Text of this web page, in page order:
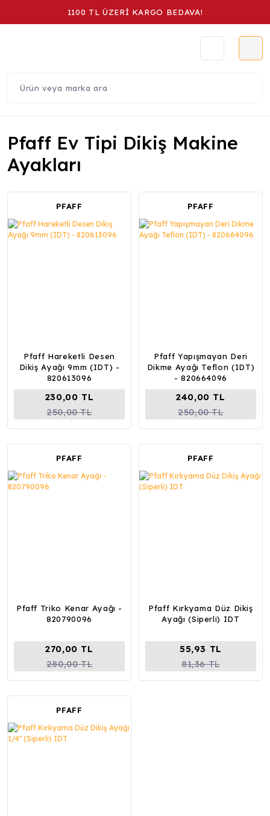
1100 TL ÜZERİ KARGO BEDAVA!
Pfaff Ev Tipi Dikiş Makine
Ayakları
PFAFF
Pfaff Hareketli Desen
Dikiş Ayağı 9mm (IDT) -
820613096
230,00 TL
250,00 TL
PFAFF
Pfaff Yapışmayan Deri
Dikme Ayağı Teflon (IDT)
- 820664096
240,00 TL
250,00 TL
PFAFF
Pfaff Triko Kenar Ayağı -
820790096
270,00 TL
280,00 TL
PFAFF
Pfaff Kırkyama Düz Dikiş
Ayağı (Siperli) IDT
55,93 TL
81,36 TL
PFAFF